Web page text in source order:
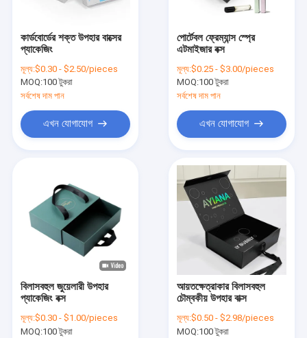
কার্ডবোর্ডের শক্ত উপহার বাক্সের
প্যাকেজিং
মূল্য:$0.30 - $2.50/pieces
MOQ:100 টুকরা
সর্বশেষ দাম পান
এখন যোগাযোগ
পোর্টেবল ফ্রেম্যান্স স্প্রে
এটমাইজার বক্স
মূল্য:$0.25 - $3.00/pieces
MOQ:100 টুকরা
সর্বশেষ দাম পান
এখন যোগাযোগ
বিলাসবহুল জুয়েলারী উপহার
প্যাকেজিং বক্স
মূল্য:$0.30 - $1.00/pieces
MOQ:100 টুকরা
আয়তক্ষেত্রাকার বিলাসবহুল
চৌম্বকীয় উপহার বাক্স
মূল্য:$0.50 - $2.98/pieces
MOQ:100 টুকরা